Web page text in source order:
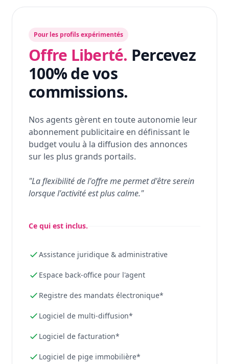
Pour les profils expérimentés
Offre Liberté. Percevez
100% de vos
commissions.
Nos agents gèrent en toute autonomie leur
abonnement publicitaire en définissant le
budget voulu à la diffusion des annonces
sur les plus grands portails.
"La flexibilité de l'offre me permet d'être serein
lorsque l'activité est plus calme."
Ce qui est inclus.
Assistance juridique & administrative
Espace back-office pour l'agent
Registre des mandats électronique*
Logiciel de multi-diffusion*
Logiciel de facturation*
Logiciel de pige immobilière*